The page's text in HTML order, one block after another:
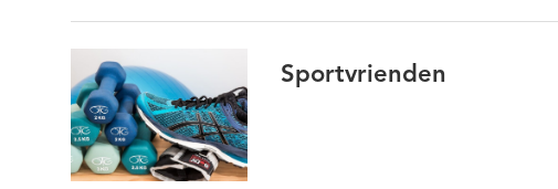
Sportvrienden